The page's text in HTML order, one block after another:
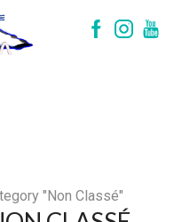
"Non Classé"